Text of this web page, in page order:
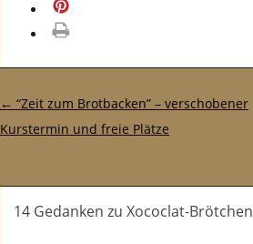
Post-Navigation
← “Zeit zum Brotbacken” – verschobener
Kurstermin und freie Plätze
14 Gedanken zu Xococlat-Brötchen